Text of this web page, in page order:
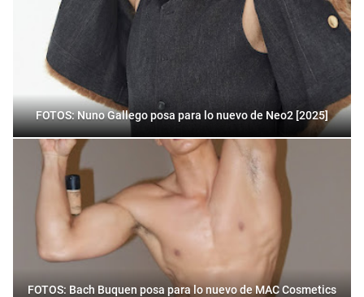
FOTOS: Nuno Gallego posa para lo nuevo de Neo2 [2025]
FOTOS: Bach Buquen posa para lo nuevo de MAC Cosmetics